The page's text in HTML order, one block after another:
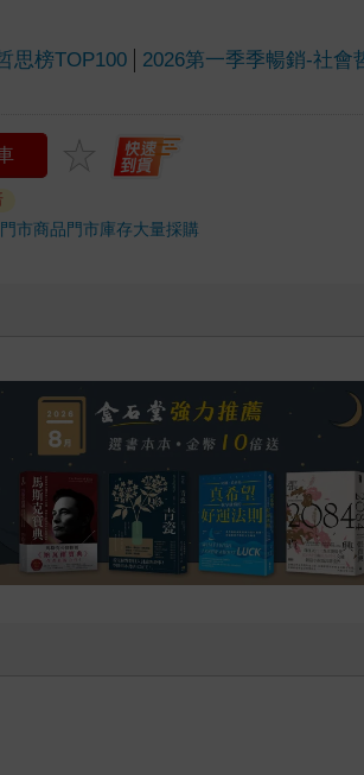
思榜TOP100 2026第一季季暢銷-社會
市商品門市庫存大量採購